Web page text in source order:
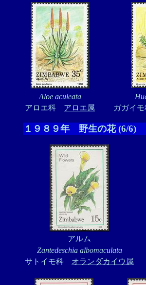
Aloe aculeata
アロエ科 アロエ属 ガガイ
１９８９年 野生の花 (6/6)
アルム
Zantedeschia albomaculata
サトイモ科 オランダカイウ属